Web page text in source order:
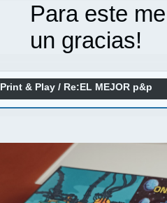
Para este
un gracias!
Print & Play / Re:EL MEJOR p&p